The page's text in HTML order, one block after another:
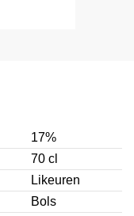
17%
70 cl
Likeuren
Bols